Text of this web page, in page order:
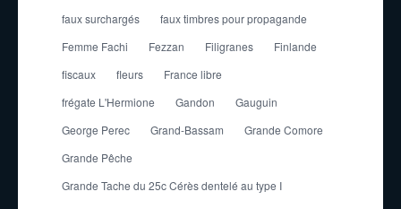
faux surchargés
faux timbres pour propagande
Femme Fachi
Fezzan Filigranes
Finlande
fiscaux
fleurs
France libre
frégate L'Hermione
Gandon
Gauguin
George Perec
Grand-Bassam
Grande Comore
Grande Pêche
Grande Tache du 25c Cérès dentelé au type I